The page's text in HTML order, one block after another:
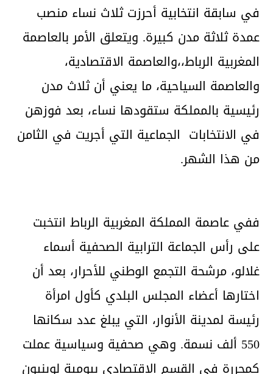
في سابقة انتخابية أحرزت ثلاث نساء منصب
عمدة ثلاثة مدن كبيرة. ويتعلق الأمر بالعاصمة
المغربية الرباط،،والعاصمة الاقتصادية،
والعاصمة السياحية، ما يعني أن ثلاث مدن
رئيسية بالمملكة ستقودها نساء، بعد فوزهن
في الانتخابات الجماعية التي أجريت في الثامن
من هذا الشهر.
ففي عاصمة المملكة المغربية الرباط انتخبت
على رأس الجماعة الترابية الصحفية أسماء
غلالو، مرشحة التجمع الوطني للأحرار، بعد أن
اختارها أعضاء المجلس البلدي كأول امرأة
رئيسة لمدينة الأنوار، التي يبلغ عدد سكانها
550 ألف نسمة. وهي صحفية وسياسية عملت
كمحررة في القسم الاقتصادي بيومية لوبنيون